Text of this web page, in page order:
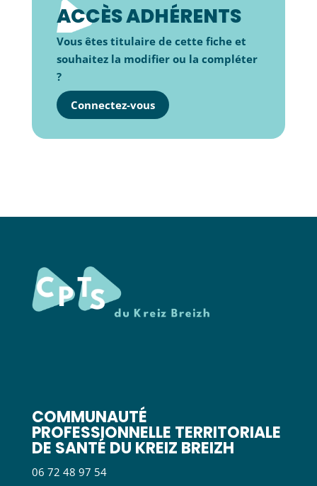
ACCÈS ADHÉRENTS
Vous êtes titulaire de cette fiche et
souhaitez la modifier ou la compléter
?
Connectez-vous
COMMUNAUTÉ
PROFESSIONNELLE TERRITORIALE
DE SANTÉ DU KREIZ BREIZH
06 72 48 97 54